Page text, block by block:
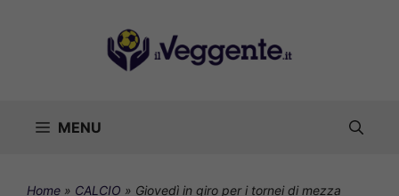
MENU
Home » CALCIO » Giovedì in giro per i tornei di mezza